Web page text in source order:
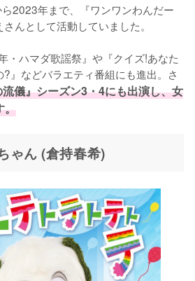
2023年まで、『ワンワンわんだー
んとして活動していました。
・ハマダ歌謡祭』や『クイズ!あなた
』などバラエティ番組にも進出。さ
儀』シーズン3・4にも出演し、女
。
ゃん (倉持春希)